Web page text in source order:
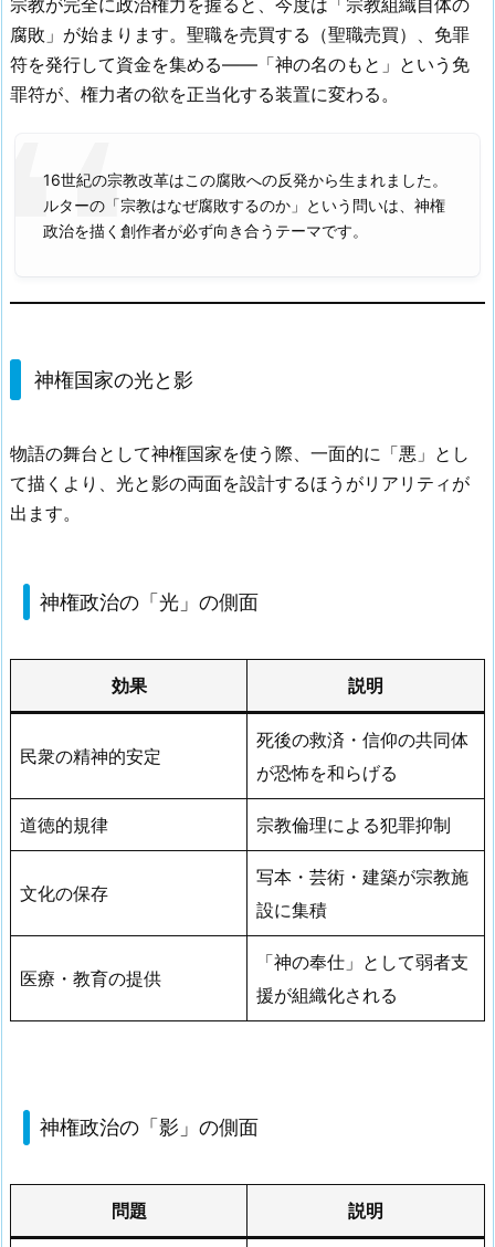
宗教が完全に政治権力を握ると、今度は「宗教組織自体の
腐敗」が始まります。聖職を売買する（聖職売買）、免罪
符を発行して資金を集める——「神の名のもと」という免
罪符が、権力者の欲を正当化する装置に変わる。
16世紀の宗教改革はこの腐敗への反発から生まれました。
ルターの「宗教はなぜ腐敗するのか」という問いは、神権
政治を描く創作者が必ず向き合うテーマです。
神権国家の光と影
物語の舞台として神権国家を使う際、一面的に「悪」とし
て描くより、光と影の両面を設計するほうがリアリティが
出ます。
神権政治の「光」の側面
効果 説明
民衆の精神的安定
死後の救済・信仰の共同体
が恐怖を和らげる
道徳的規律 宗教倫理による犯罪抑制
文化の保存
写本・芸術・建築が宗教施
設に集積
医療・教育の提供
「神の奉仕」として弱者支
援が組織化される
神権政治の「影」の側面
問題 説明